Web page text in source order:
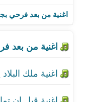
اغنية من بعد فرحي
اغنية